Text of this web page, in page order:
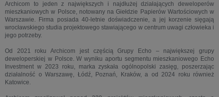
Archicom to jeden z największych i najdłużej działających deweloperów
mieszkaniowych w Polsce, notowany na Giełdzie Papierów Wartościowych w
Warszawie. Firma posiada 40-letnie doświadczenie, a jej korzenie sięgają
wrocławskiego studia projektowego stawiającego w centrum uwagi człowieka i
jego potrzeby.
Od 2021 roku Archicom jest częścią Grupy Echo – największej grupy
deweloperskiej w Polsce. W wyniku aportu segmentu mieszkaniowego Echo
Investment w 2023 roku, marka zyskała ogólnopolski zasięg, poszerzając
działalność o Warszawę, Łódź, Poznań, Kraków, a od 2024 roku również
Katowice.